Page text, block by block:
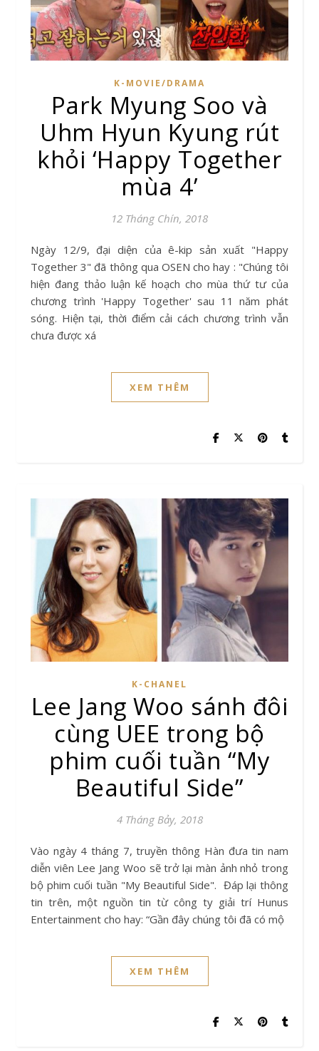
K-MOVIE/DRAMA
Park Myung Soo và
Uhm Hyun Kyung rút
khỏi ‘Happy Together
mùa 4’
12 Tháng Chín, 2018
Ngày 12/9, đại diện của ê-kip sản xuất "Happy
Together 3" đã thông qua OSEN cho hay : "Chúng tôi
hiện đang thảo luận kế hoạch cho mùa thứ tư của
chương trình 'Happy Together' sau 11 năm phát
sóng. Hiện tại, thời điểm cải cách chương trình vẫn
chưa được xá
XEM THÊM
K-CHANEL
Lee Jang Woo sánh đôi
cùng UEE trong bộ
phim cuối tuần “My
Beautiful Side”
4 Tháng Bảy, 2018
Vào ngày 4 tháng 7, truyền thông Hàn đưa tin nam
diễn viên Lee Jang Woo sẽ trở lại màn ảnh nhỏ trong
bộ phim cuối tuần "My Beautiful Side". Đáp lại thông
tin trên, một nguồn tin từ công ty giải trí Hunus
Entertainment cho hay: “Gần đây chúng tôi đã có mộ
XEM THÊM